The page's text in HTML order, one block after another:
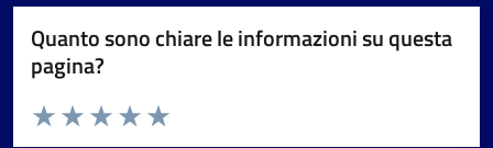
Quanto sono chiare le informazioni su questa
pagina?
Valuta da 1 a 5 stelle la pagina
Valuta 5 stelle su 5
Valuta 4 stelle su 5
Valuta 3 stelle su 5
Valuta 2 stelle su 5
Valuta 1 stelle su 5